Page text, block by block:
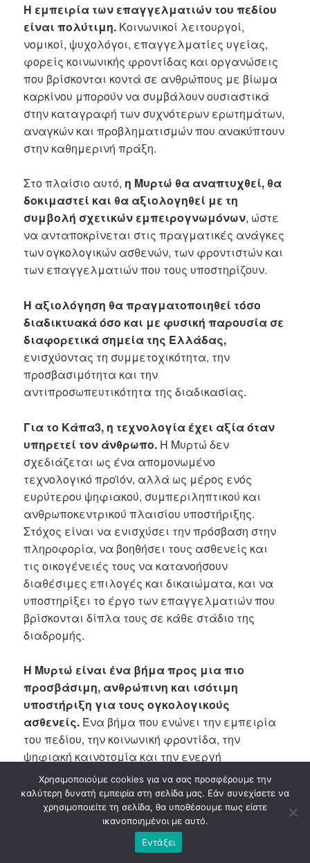
Η εμπειρία των επαγγελματιών του πεδίου
είναι πολύτιμη. Κοινωνικοί λειτουργοί,
νομικοί, ψυχολόγοι, επαγγελματίες υγείας,
φορείς κοινωνικής φροντίδας και οργανώσεις
που βρίσκονται κοντά σε ανθρώπους με βίωμα
καρκίνου μπορούν να συμβάλουν ουσιαστικά
στην καταγραφή των συχνότερων ερωτημάτων,
αναγκών και προβληματισμών που ανακύπτουν
στην καθημερινή πράξη.
Στο πλαίσιο αυτό, η Μυρτώ θα αναπτυχθεί, θα
δοκιμαστεί και θα αξιολογηθεί με τη
συμβολή σχετικών εμπειρογνωμόνων, ώστε
να ανταποκρίνεται στις πραγματικές ανάγκες
των ογκολογικών ασθενών, των φροντιστών και
των επαγγελματιών που τους υποστηρίζουν.
Η αξιολόγηση θα πραγματοποιηθεί τόσο
διαδικτυακά όσο και με φυσική παρουσία σε
διαφορετικά σημεία της Ελλάδας,
ενισχύοντας τη συμμετοχικότητα, την
προσβασιμότητα και την
αντιπροσωπευτικότητα της διαδικασίας.
Για το Κάπα3, η τεχνολογία έχει αξία όταν
υπηρετεί τον άνθρωπο. Η Μυρτώ δεν
σχεδιάζεται ως ένα απομονωμένο
τεχνολογικό προϊόν, αλλά ως μέρος ενός
ευρύτερου ψηφιακού, συμπεριληπτικού και
ανθρωποκεντρικού πλαισίου υποστήριξης.
Στόχος είναι να ενισχύσει την πρόσβαση στην
πληροφορία, να βοηθήσει τους ασθενείς και
τις οικογένειές τους να κατανοήσουν
διαθέσιμες επιλογές και δικαιώματα, και να
υποστηρίξει το έργο των επαγγελματιών που
βρίσκονται δίπλα τους σε κάθε στάδιο της
διαδρομής.
Η Μυρτώ είναι ένα βήμα προς μια πιο
προσβάσιμη, ανθρώπινη και ισότιμη
υποστήριξη για τους ογκολογικούς
ασθενείς. Ένα βήμα που ενώνει την εμπειρία
του πεδίου, την κοινωνική φροντίδα, την
ψηφιακή καινοτομία και την ενεργή
συμμετοχή.
Γιατί η πραγματική καινοτομία στην υγεία
και την πρόνοια δεν είναι μόνο να
δημιουργείς νέα εργαλεία. Είναι να τα
Χρησιμοποιούμε cookies για να σας προσφέρουμε την
καλύτερη δυνατή εμπειρία στη σελίδα μας. Εάν συνεχίσετε να
χρησιμοποιείτε τη σελίδα, θα υποθέσουμε πως είστε
ικανοποιημένοι με αυτό.
Εντάξει